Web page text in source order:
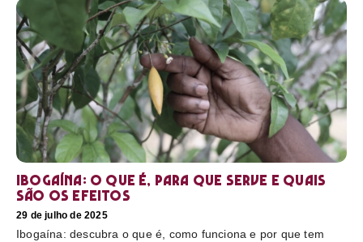
Ibogaína: o que é, para que serve e quais
são os efeitos
29 de julho de 2025
Ibogaína: descubra o que é, como funciona e por que tem